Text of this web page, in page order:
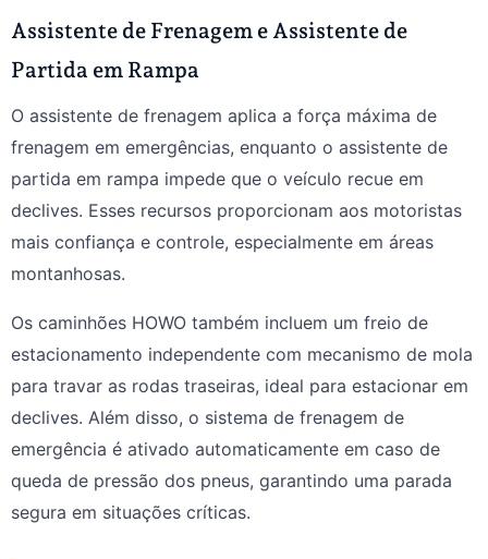
Assistente de Frenagem e Assistente de
Partida em Rampa
O assistente de frenagem aplica a força máxima de
frenagem em emergências, enquanto o assistente de
partida em rampa impede que o veículo recue em
declives. Esses recursos proporcionam aos motoristas
mais confiança e controle, especialmente em áreas
montanhosas.
Os caminhões HOWO também incluem um freio de
estacionamento independente com mecanismo de mola
para travar as rodas traseiras, ideal para estacionar em
declives. Além disso, o sistema de frenagem de
emergência é ativado automaticamente em caso de
queda de pressão dos pneus, garantindo uma parada
segura em situações críticas.